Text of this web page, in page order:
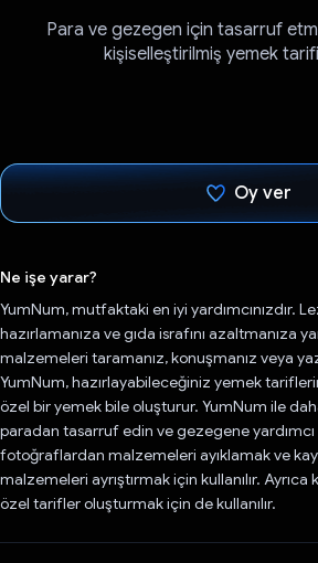
Para ve gezegen için tasarruf
kişiselleştirilmiş yemek
Oy ver
Ne işe yarar?
YumNum, mutfaktaki en iyi yardımcınızdır.
hazırlamanıza ve gıda israfını azaltmanıza
malzemeleri taramanız, konuşmanız veya
YumNum, hazırlayabileceğiniz yemek
özel bir yemek bile oluşturur. YumNum ile
paradan tasarruf edin ve gezegene yardımcı
fotoğraflardan malzemeleri ayıklamak ve
malzemeleri ayrıştırmak için kullanılır.
özel tarifler oluşturmak için de kullanılır.